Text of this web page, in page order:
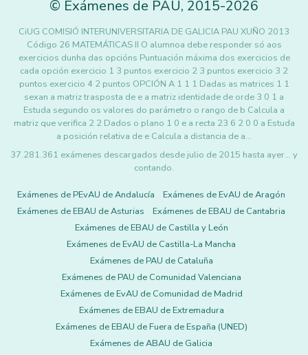
© Exámenes de PAU, 2015-2026
CiUG COMISIÓ INTERUNIVERSITARIA DE GALICIA PAU XUÑO 2013
Código 26 MATEMÁTICAS II O alumnoa debe responder só aos
exercicios dunha das opcións Puntuación máxima dos exercicios de
cada opción exercicio 1 3 puntos exercicio 2 3 puntos exercicio 3 2
puntos exercicio 4 2 puntos OPCIÓN A 1 1 1 Dadas as matrices 1 1
sexan a matriz trasposta de e a matriz identidade de orde 3 0 1 a
Estuda segundo os valores do parámetro o rango de b Calcula a
matriz que verifica 2 2 Dados o plano 1 0 e a recta 23 6 2 0 0 a Estuda
a posición relativa de e Calcula a distancia de a…
37.281.361 exámenes descargados desde julio de 2015 hasta ayer... y
contando.
Exámenes de PEvAU de Andalucía
Exámenes de EvAU de Aragón
Exámenes de EBAU de Asturias
Exámenes de EBAU de Cantabria
Exámenes de EBAU de Castilla y León
Exámenes de EvAU de Castilla-La Mancha
Exámenes de PAU de Cataluña
Exámenes de PAU de Comunidad Valenciana
Exámenes de EvAU de Comunidad de Madrid
Exámenes de EBAU de Extremadura
Exámenes de EBAU de Fuera de España (UNED)
Exámenes de ABAU de Galicia